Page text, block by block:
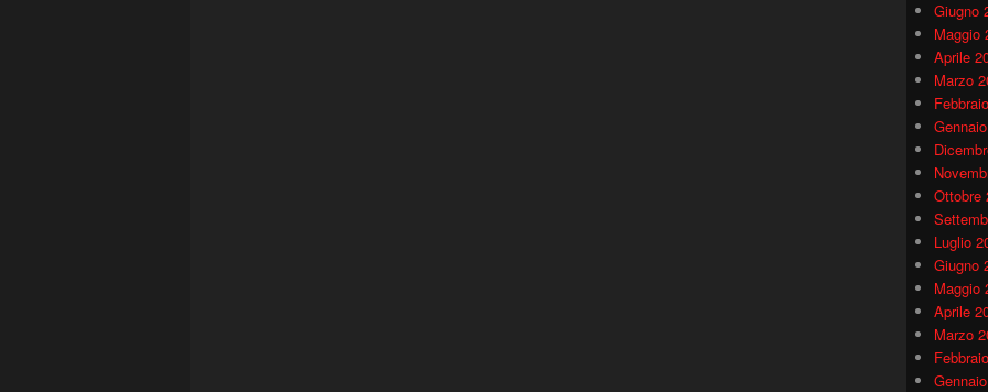
Giugno
Maggio
Aprile
Marzo
Ottobre
Luglio
Giugno
Maggio
Aprile
Marzo